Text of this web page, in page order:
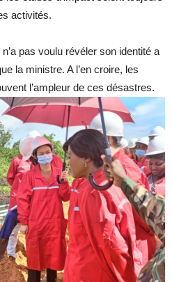
activités.
pas voulu révéler son identité a
la ministre. A l’en croire, les
l’ampleur de ces désastres.